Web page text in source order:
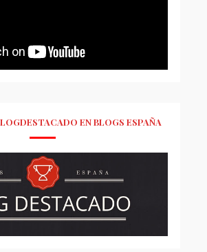
EN BLOGS ESPAÑA